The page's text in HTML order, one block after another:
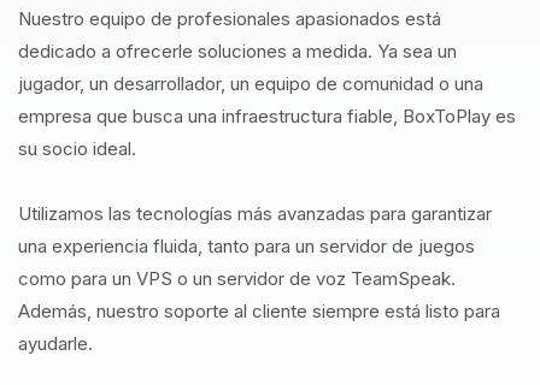
Nuestro equipo de profesionales apasionados está
dedicado a ofrecerle soluciones a medida. Ya sea un
jugador, un desarrollador, un equipo de comunidad o una
empresa que busca una infraestructura fiable, BoxToPlay es
su socio ideal.
Utilizamos las tecnologías más avanzadas para garantizar
una experiencia fluida, tanto para un servidor de juegos
como para un VPS o un servidor de voz TeamSpeak.
Además, nuestro soporte al cliente siempre está listo para
ayudarle.